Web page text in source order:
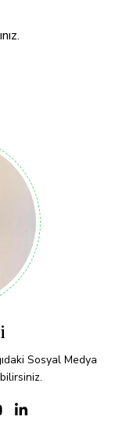
.
Sosyal Medya